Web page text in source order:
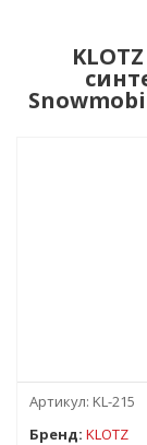
Артикул: KL-215
Бренд: KLOTZ